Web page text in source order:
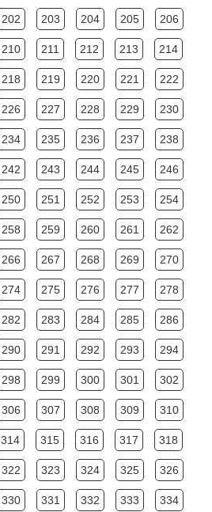
202 203 204 205 206
210 211 212 213 214
218 219 220 221 222
226 227 228 229 230
234 235 236 237 238
242 243 244 245 246
250 251 252 253 254
258 259 260 261 262
266 267 268 269 270
274 275 276 277 278
282 283 284 285 286
290 291 292 293 294
298 299 300 301 302
306 307 308 309 310
314 315 316 317 318
322 323 324 325 326
330 331 332 333 334